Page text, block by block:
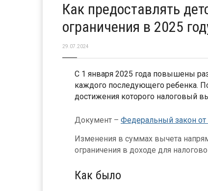
Как предоставлять
ограничения в 2025
29.07.2024
С 1 января 2025 года повышены
каждого последующего ребенка.
достижения которого налоговый
Документ – Федеральный закон
Изменения в суммах вычета
ограничения в доходе для
Как было